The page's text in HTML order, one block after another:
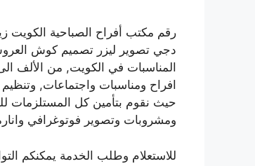
رقم مكتب أفراح الصباحية
دجي تصوير ليزر تصميم كوش العروس
المناسبات في الكويت, من الألف
افراح ومناسبات واجتماعات,
ومشروبات وتصوير فوتوغرافي
للاستعلام وطلب الخدمة يمكنكم